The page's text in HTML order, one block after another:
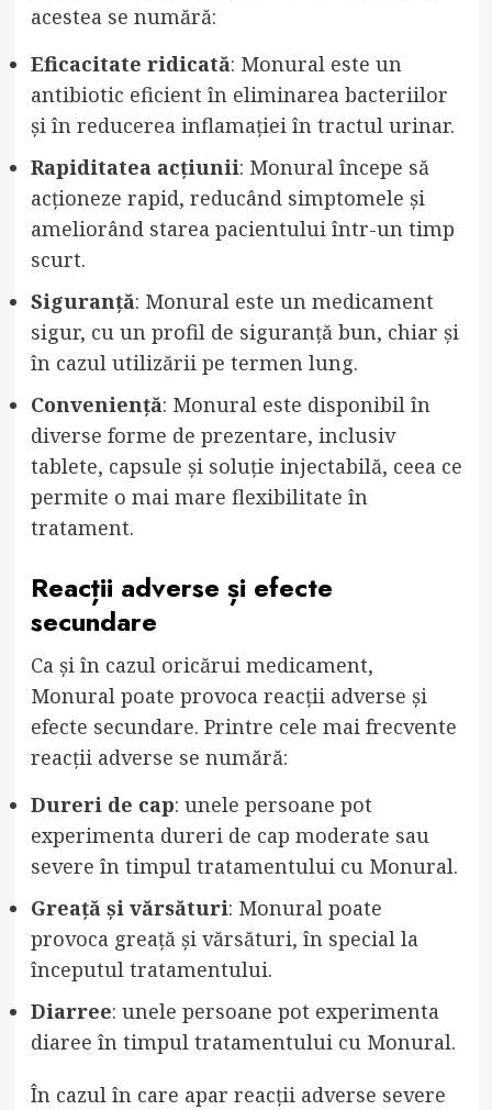
acestea se numără:
Eficacitate ridicată: Monural este un
antibiotic eficient în eliminarea bacteriilor
și în reducerea inflamației în tractul urinar.
Rapiditatea acțiunii: Monural începe să
acționeze rapid, reducând simptomele și
ameliorând starea pacientului într-un timp
scurt.
Siguranță: Monural este un medicament
sigur, cu un profil de siguranță bun, chiar și
în cazul utilizării pe termen lung.
Conveniență: Monural este disponibil în
diverse forme de prezentare, inclusiv
tablete, capsule și soluție injectabilă, ceea ce
permite o mai mare flexibilitate în
tratament.
Reacții adverse și efecte
secundare
Ca și în cazul oricărui medicament,
Monural poate provoca reacții adverse și
efecte secundare. Printre cele mai frecvente
reacții adverse se numără:
Dureri de cap: unele persoane pot
experimenta dureri de cap moderate sau
severe în timpul tratamentului cu Monural.
Greață și vărsături: Monural poate
provoca greață și vărsături, în special la
începutul tratamentului.
Diarree: unele persoane pot experimenta
diaree în timpul tratamentului cu Monural.
În cazul în care apar reacții adverse severe